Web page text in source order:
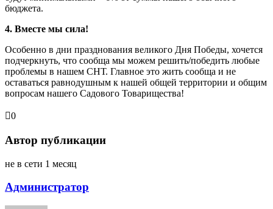
бюджета.
4. Вместе мы сила!
Особенно в дни празднования великого Дня Победы, хочется
подчеркнуть, что сообща мы можем решить/победить любые
проблемы в нашем СНТ. Главное это жить сообща и не
оставаться равнодушным к нашей общей территории и общим
вопросам нашего Садового Товарищества!
0
Автор публикации
не в сети 1 месяц
Администратор